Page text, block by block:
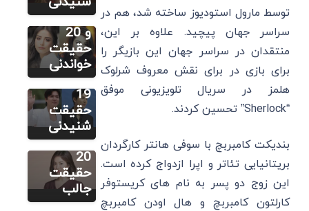
توسط مارول استودیوز ساخته شد، هم در
سراسر جهان پیچید. علاوه بر این،
منتقدان در سراسر جهان این بازیگر را
برای بازی در برای نقش معروف شرلوک
هلمز در سریال تلویزیونی موفق
“Sherlock” تحسین کردند.
بندیکت کامبربچ با سوفی هانتر کارگردان
بریتانیایی تئاتر و اپرا ازدواج کرده است.
این زوج دو پسر به نام ‌های کریستوفر
کارلتون کامبربچ و هال اودن کامبربچ
آهنگ ها
و 20
حقیقت
خواندنی
سایر
لی مینهو:
زندگینامه،
بهترین
فیلم ها و
19
حقیقت
شنیدنی
سایر
سونگ هه
کیو:
زندگینامه،
بهترین
فیلم ها و
20
حقیقت
جالب